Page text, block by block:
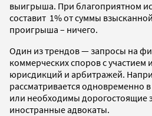
выигрыша. При благоприятном
составит 1% от суммы
проигрыша – ничего.
Один из трендов — запросы на
коммерческих споров с участием
юрисдикций и арбитражей.
рассматривается одновременно
или необходимы дорогостоящие
иностранные адвокаты.